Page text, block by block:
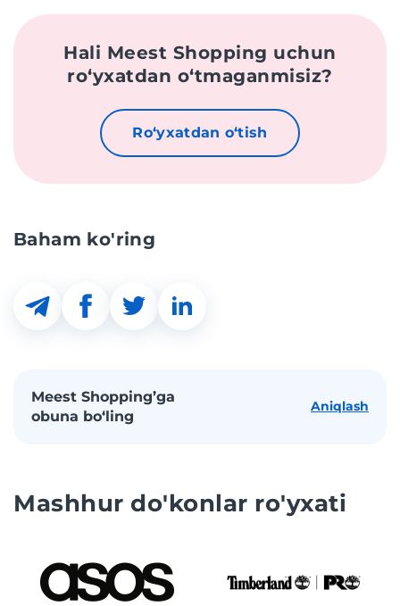
Hali Meest Shopping uchun
roʻyxatdan oʻtmaganmisiz?
Roʻyxatdan oʻtish
Baham ko'ring
Meest Shopping’ga
obuna bo‘ling
Aniqlash
Mashhur do'konlar ro'yxati